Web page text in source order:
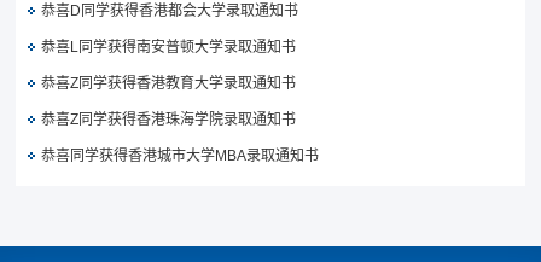
恭喜D同学获得香港都会大学录取通知书
恭喜L同学获得南安普顿大学录取通知书
恭喜Z同学获得香港教育大学录取通知书
恭喜Z同学获得香港珠海学院录取通知书
恭喜同学获得香港城市大学MBA录取通知书